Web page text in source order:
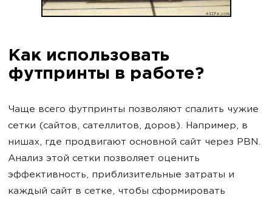
Как использовать
футпринты в работе?
Чаще всего футпринты позволяют спалить чужие
сетки (сайтов, сателлитов, доров). Например, в
нишах, где продвигают основной сайт через PBN.
Анализ этой сетки позволяет оценить
эффективность, приблизительные затраты и
каждый сайт в сетке, чтобы сформировать